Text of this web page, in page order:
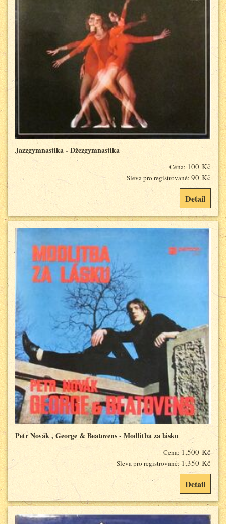
Jazzgymnastika - Džezgymnastika
Cena: 100 Kč
Sleva pro registrované: 90 Kč
Detail
Petr Novák , George & Beatovens - Modlitba za lásku
Cena: 1,500 Kč
Sleva pro registrované: 1,350 Kč
Detail